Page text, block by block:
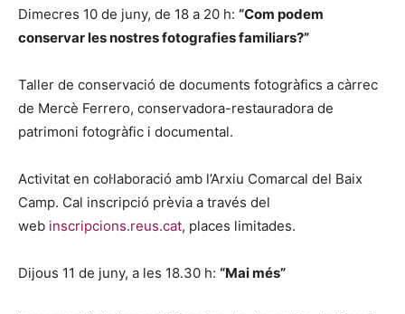
Dimecres 10 de juny, de 18 a 20 h: “Com podem
conservar les nostres fotografies familiars?”
Taller de conservació de documents fotogràfics a càrrec
de Mercè Ferrero, conservadora-restauradora de
patrimoni fotogràfic i documental.
Activitat en col·laboració amb l’Arxiu Comarcal del Baix
Camp. Cal inscripció prèvia a través del
web inscripcions.reus.cat, places limitades.
Dijous 11 de juny, a les 18.30 h: “Mai més”